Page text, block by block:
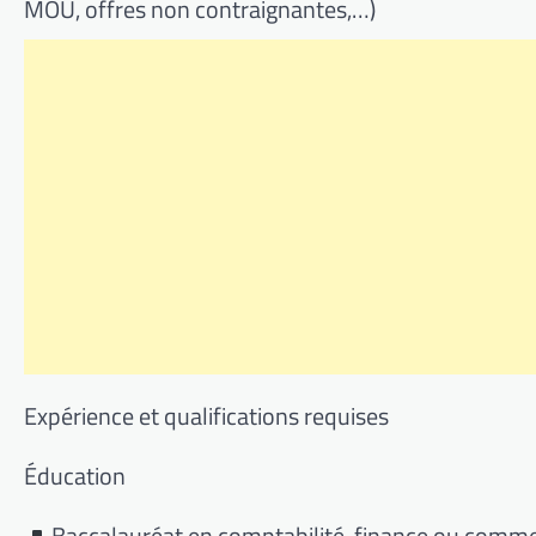
MOU, offres non contraignantes,…)
Expérience et qualifications requises
Éducation